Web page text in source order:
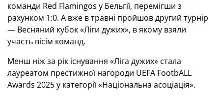
команди Red Flamingos у Бельгії, перемігши з
рахунком 1:0. А вже в травні пройшов другий турнір
— Весняний кубок «Ліги дужих», в якому взяли
участь вісім команд.
Менш ніж за рік існування «Ліга дужих» стала
лауреатом престижної нагороди UEFA FootbALL
Awards 2025 у категорії «Національна асоціація».